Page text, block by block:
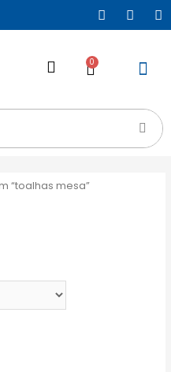
0
“toalhas mesa”